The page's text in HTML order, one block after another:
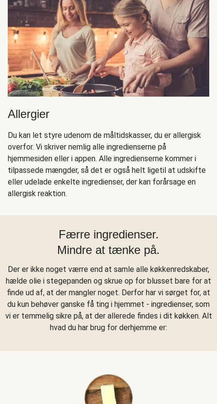
Allergier
Du kan let styre udenom de måltidskasser, du er allergisk
overfor. Vi skriver nemlig alle ingredienserne på
hjemmesiden eller i appen. Alle ingredienserne kommer i
tilpassede mængder, så det er også helt ligetil at udskifte
eller udelade enkelte ingredienser, der kan forårsage en
allergisk reaktion.
Færre ingredienser.
Mindre at tænke på.
Der er ikke noget værre end at samle alle køkkenredskaber,
hælde olie i stegepanden og skrue op for blusset bare for at
finde ud af, at der mangler noget. Derfor har vi sørget for, at
du kun behøver ganske få ting i hjemmet - ingredienser, som
vi er temmelig sikre på, at der allerede findes i dit køkken. Alt
hvad du har brug for derhjemme er: